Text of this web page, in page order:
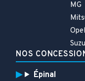
MG
Opel
NOS
Épinal